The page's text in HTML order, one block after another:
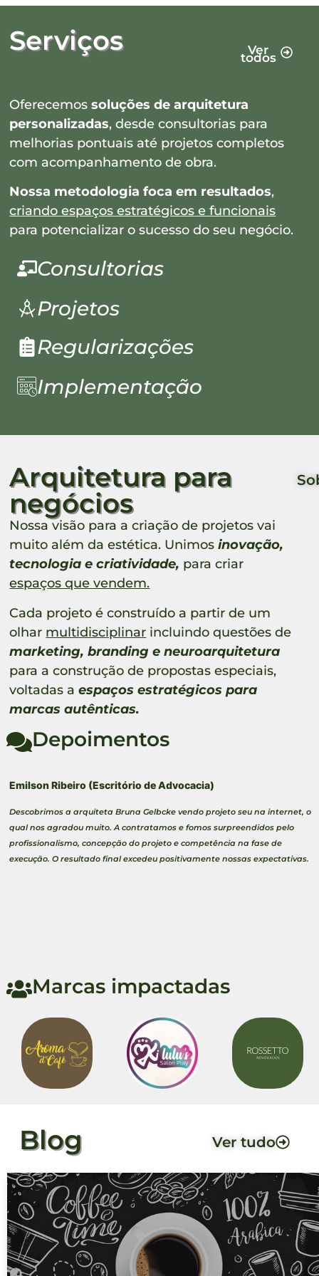
Serviços Ver
todos
Oferecemossoluções de arquitetura
personalizadas, desde consultorias para
melhorias pontuais até projetos completos
com acompanhamento de obra.
Nossa metodologia foca em resultados,
criando espaços estratégicos e funcionais
para potencializar o sucesso do seu negócio.
Consultorias
Projetos
Regularizações
Implementação
Nossa visão para a criação de projetos vai
muito além da estética. Unimosinovação,
tecnologia e criatividade, para criar
espaços que vendem.
Cada projeto é construído a partir de um
olhar multidisciplinar incluindo questões de
marketing, branding e neuroarquitetura
para a construção de propostas especiais,
voltadas a espaços estratégicos para
marcas autênticas.
Arquitetura para
negócios
Depoimentos
Descobrimos a arquiteta Bruna Gelbcke vendo projeto seu na internet, o
qual nos agradou muito. A contratamos e fomos surpreendidos pelo
profissionalismo, concepção do projeto e competência na fase de
execução. O resultado final excedeu positivamente nossas expectativas.
Emilson Ribeiro (Escritório de Advocacia)
Marcas impactadas
Blog Ver tudo